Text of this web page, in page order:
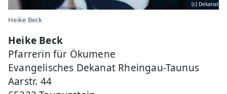
(c) Dekanat
Heike Beck
Heike Beck
Pfarrerin für Ökumene
Evangelisches Dekanat Rheingau-Taunus
Aarstr. 44